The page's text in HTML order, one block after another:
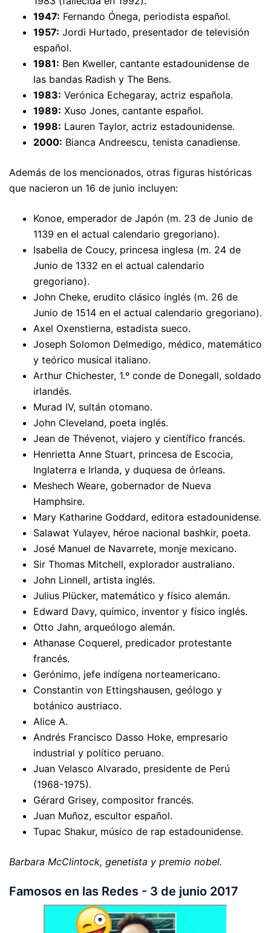
1947: Fernando Ónega, periodista español.
1957: Jordi Hurtado, presentador de televisión
español.
1981: Ben Kweller, cantante estadounidense de
las bandas Radish y The Bens.
1983: Verónica Echegaray, actriz española.
1989: Xuso Jones, cantante español.
1998: Lauren Taylor, actriz estadounidense.
2000: Bianca Andreescu, tenista canadiense.
Además de los mencionados, otras figuras históricas
que nacieron un 16 de junio incluyen:
Konoe, emperador de Japón (m. 23 de Junio de
1139 en el actual calendario gregoriano).
Isabella de Coucy, princesa inglesa (m. 24 de
Junio de 1332 en el actual calendario
gregoriano).
John Cheke, erudito clásico inglés (m. 26 de
Junio de 1514 en el actual calendario gregoriano).
Axel Oxenstierna, estadista sueco.
Joseph Solomon Delmedigo, médico, matemático
y teórico musical italiano.
Arthur Chichester, 1.º conde de Donegall, soldado
irlandés.
Murad IV, sultán otomano.
John Cleveland, poeta inglés.
Jean de Thévenot, viajero y científico francés.
Henrietta Anne Stuart, princesa de Escocia,
Inglaterra e Irlanda, y duquesa de órleans.
Meshech Weare, gobernador de Nueva
Hamphsire.
Mary Katharine Goddard, editora estadounidense.
Salawat Yulayev, héroe nacional bashkir, poeta.
José Manuel de Navarrete, monje mexicano.
Sir Thomas Mitchell, explorador australiano.
John Linnell, artista inglés.
Julius Plücker, matemático y físico alemán.
Edward Davy, químico, inventor y físico inglés.
Otto Jahn, arqueólogo alemán.
Athanase Coquerel, predicador protestante
francés.
Gerónimo, jefe indígena norteamericano.
Constantin von Ettingshausen, geólogo y
botánico austriaco.
Alice A.
Andrés Francisco Dasso Hoke, empresario
industrial y político peruano.
Juan Velasco Alvarado, presidente de Perú
(1968-1975).
Gérard Grisey, compositor francés.
Juan Muñoz, escultor español.
Tupac Shakur, músico de rap estadounidense.
Barbara McClintock, genetista y premio nobel.
Famosos en las Redes - 3 de junio 2017